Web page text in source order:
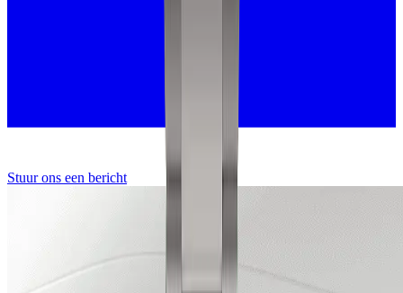
Stuur ons een bericht